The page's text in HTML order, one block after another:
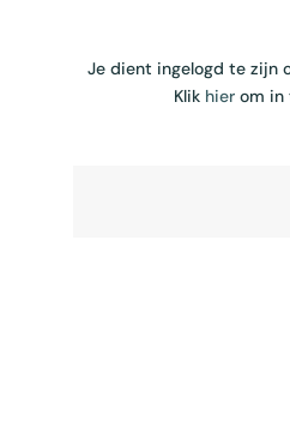
Je dient ingelogd te zijn
Klik hier om in